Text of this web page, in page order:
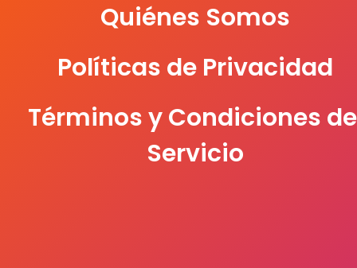
PELIKAN
PRINTAFORM
Quiénes Somos
Políticas de Privacidad
Términos y Condiciones
Servicio